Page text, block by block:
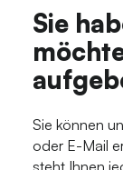
Sie
Sie können
oder E-Mail